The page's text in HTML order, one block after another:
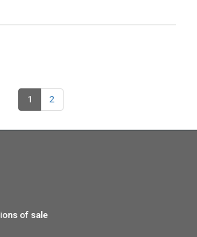
1 2
of sale